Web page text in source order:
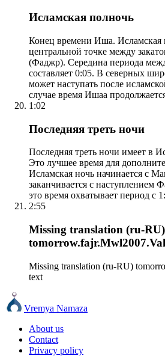
Исламская полночь
Конец времени Иша. Исламская
центральной точке между
(Фаджр). Середина периода
составляет 0:05. В северных
может наступать после
случае время Ишаа
1:02
Последняя треть ночи
Последняя треть ночи имеет в
Это лучшее время для
Исламская ночь начинается с
заканчивается с наступлением
это время охватывает период с
2:55
Missing translation (ru-RU)
Missing translation (ru-RU)
text
Vremya Namaza
About us
Contact
Privacy policy